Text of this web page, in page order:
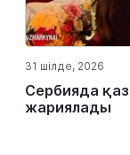
31 шілде, 2026
Сербияда
жариялады